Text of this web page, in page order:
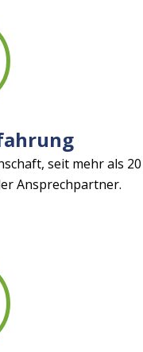
seit mehr als 20
Ansprechpartner.